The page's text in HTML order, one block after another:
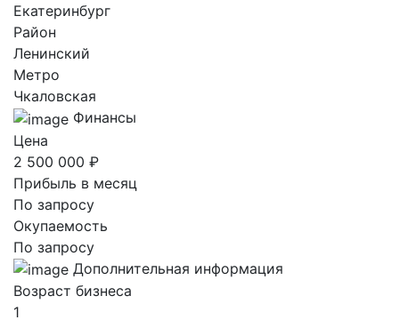
Екатеринбург
Район
Ленинский
Метро
Чкаловская
Финансы
Цена
2 500 000 ₽
Прибыль в месяц
По запросу
Окупаемость
По запросу
Дополнительная информация
Возраст бизнеса
1